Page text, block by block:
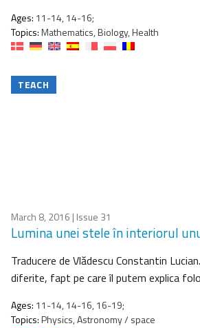
Ages: 11-14, 14-16;
Topics:Mathematics, Biology, Health
TEACH
March 8, 2016 | Issue 31
Lumina unei stele în interiorul
Traducere de Vlădescu Constantin
diferite, fapt pe care îl putem explica
Ages: 11-14, 14-16, 16-19;
Topics:Physics, Astronomy / space